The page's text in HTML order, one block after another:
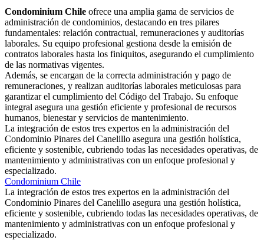
Condominium Chile ofrece una amplia gama de servicios de
administración de condominios, destacando en tres pilares
fundamentales: relación contractual, remuneraciones y auditorías
laborales. Su equipo profesional gestiona desde la emisión de
contratos laborales hasta los finiquitos, asegurando el cumplimiento
de las normativas vigentes.
Además, se encargan de la correcta administración y pago de
remuneraciones, y realizan auditorías laborales meticulosas para
garantizar el cumplimiento del Código del Trabajo. Su enfoque
integral asegura una gestión eficiente y profesional de recursos
humanos, bienestar y servicios de mantenimiento.
La integración de estos tres expertos en la administración del
Condominio Pinares del Canelillo asegura una gestión holística,
eficiente y sostenible, cubriendo todas las necesidades operativas, de
mantenimiento y administrativas con un enfoque profesional y
especializado.
Condominium Chile
La integración de estos tres expertos en la administración del
Condominio Pinares del Canelillo asegura una gestión holística,
eficiente y sostenible, cubriendo todas las necesidades operativas, de
mantenimiento y administrativas con un enfoque profesional y
especializado.